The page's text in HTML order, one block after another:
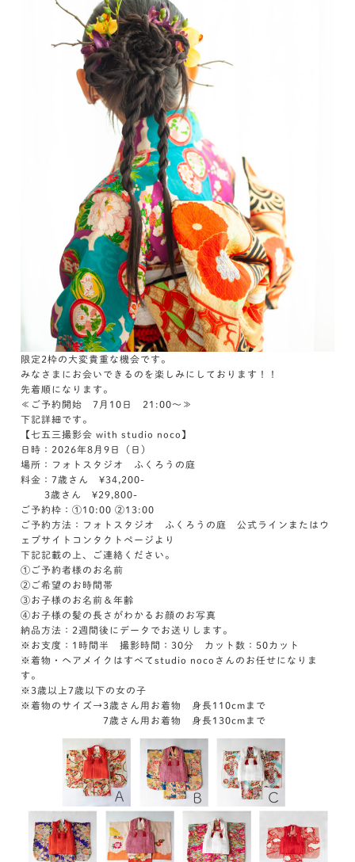
限定2枠の大変貴重な機会です。
みなさまにお会いできるのを楽しみにしております！！
先着順になります。
≪ご予約開始 7月10日 21:00～≫
下記詳細です。
【七五三撮影会 with studio noco】
日時：2026年8月9日（日）
場所：フォトスタジオ ふくろうの庭
料金：7歳さん ¥34,200-
3歳さん ¥29,800-
ご予約枠：①10:00 ②13:00
ご予約方法：フォトスタジオ ふくろうの庭 公式ラインまたはウ
ェブサイトコンタクトページより
下記記載の上、ご連絡ください。
①ご予約者様のお名前
②ご希望のお時間帯
③お子様のお名前＆年齢
④お子様の髪の長さがわかるお顔のお写真
納品方法：2週間後にデータでお送りします。
※お支度：1時間半 撮影時間：30分 カット数：50カット
※着物・ヘアメイクはすべてstudio nocoさんのお任せになりま
す。
※3歳以上7歳以下の女の子
※着物のサイズ→3歳さん用お着物 身長110cmまで
7歳さん用お着物 身長130cmまで